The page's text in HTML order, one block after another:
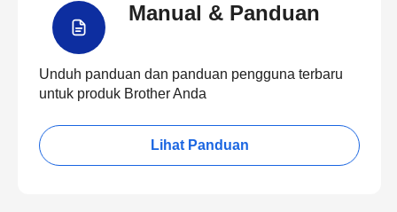
Manual & Panduan
Unduh panduan dan panduan pengguna terbaru
untuk produk Brother Anda
Lihat Panduan